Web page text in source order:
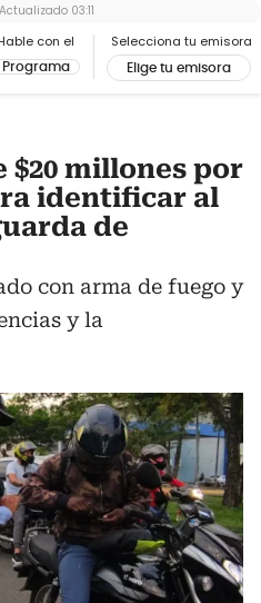
con el
Programa
Selecciona tu emisora
Elige tu emisora
Actualizado 03:11
$20 millones por
identificar al
de
con arma de fuego y
y la